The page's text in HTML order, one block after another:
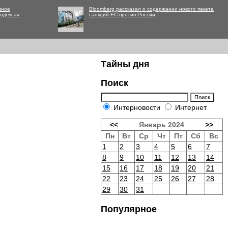
Bloomberg рассказал о содержании нового пакета
санкций ЕС против России
Тайны дня
Поиск
Интерновости Интернет
<< Январь 2024
>>
Пн
Вт Ср Чт Пт Сб
Вс
1
2 3 4 5 6
7
8
9 10 11 12 13
14
15
16 17 18 19 20
21
22
23 24 25 26 27
28
29
30 31
Популярное